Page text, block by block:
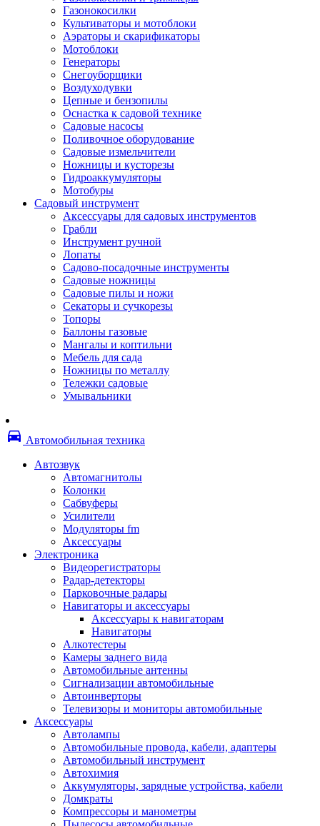
Щетки стеклоочистителей
Прочие аксессуары для автомобилей
Велосипеды и самокаты
Электротранспорт
Радиоуправляемые модели
Аксессуары для велосипедов
аксессуары для радиоуправляемых моделей
Расходные материалы
Бумага разная
Бумага для офисной техники
Бумага для профессиональной печати
Фотобумага
Наклейки
Термобумага
Бумага для факса
Пленка для печати
Пленка для ламинирования
Материалы для заправки
Чернила и заправки
Фотобарабаны
Оригинальные расходные материалы
Для лазерных устройств печати
Матричные картриджи
Опции
Струйные картриджи
Термопленки
Картриджи лазерные, тонер-картриджи
Лазерные оригинальные
Снпч
Струйные оригинальные
Материалы для переплета
Запчасти и другие расходные материалы
Автоподатчики
Блоки лазера
(памперс)
Валы переноса заряда/магнитные валы
Валы резиновые/тефлоновые
Втулки/подшипники/бушинги
Девелоперы
Дозирущие лезвия
Другие зип
Кабели
Крышки
Лампы
Лотки, кассеты
Моторы/двигатели/редукторы
Платы форматирования
Ракели
Ролики/наборы роликов/насадки
Сервисные наборы
Смазки
Газонокосилки
Культиваторы и мотоблоки
Аэраторы и скарификаторы
Мотоблоки
Генераторы
Снегоуборщики
Воздуходувки
Цепные и бензопилы
Оснастка к садовой технике
Садовые насосы
Поливочное оборудование
Садовые измельчители
Ножницы и кусторезы
Гидроаккумуляторы
Мотобуры
Садовый инструмент
Аксессуары для садовых инструментов
Грабли
Инструмент ручной
Лопаты
Садово-посадочные инструменты
Садовые ножницы
Садовые пилы и ножи
Секаторы и сучкорезы
Топоры
Баллоны газовые
Мангалы и коптильни
Мебель для сада
Ножницы по металлу
Тележки садовые
Умывальники
directions_car Автомобильная техника
Автозвук
Автомагнитолы
Колонки
Сабвуферы
Усилители
Модуляторы fm
Аксессуары
Электроника
Видеорегистраторы
Радар-детекторы
Парковочные радары
Навигаторы и аксессуары
Аксессуары к навигаторам
Навигаторы
Алкотестеры
Камеры заднего вида
Автомобильные антенны
Сигнализации автомобильные
Автоинверторы
Телевизоры и мониторы автомобильные
Аксессуары
Автолампы
Автомобильные провода, кабели, адаптеры
Автомобильный инструмент
Автохимия
Аккумуляторы, зарядные устройства, кабели
Домкраты
Компрессоры и манометры